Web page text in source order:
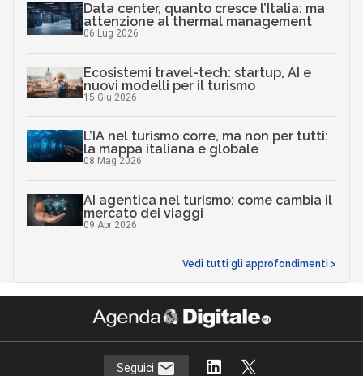
Data center, quanto cresce l’Italia: ma
attenzione al thermal management
06 Lug 2026
Ecosistemi travel-tech: startup, AI e
nuovi modelli per il turismo
15 Giu 2026
L’IA nel turismo corre, ma non per tutti:
la mappa italiana e globale
08 Mag 2026
AI agentica nel turismo: come cambia il
mercato dei viaggi
09 Apr 2026
Vedi tutti gli approfondimenti >
Seguici